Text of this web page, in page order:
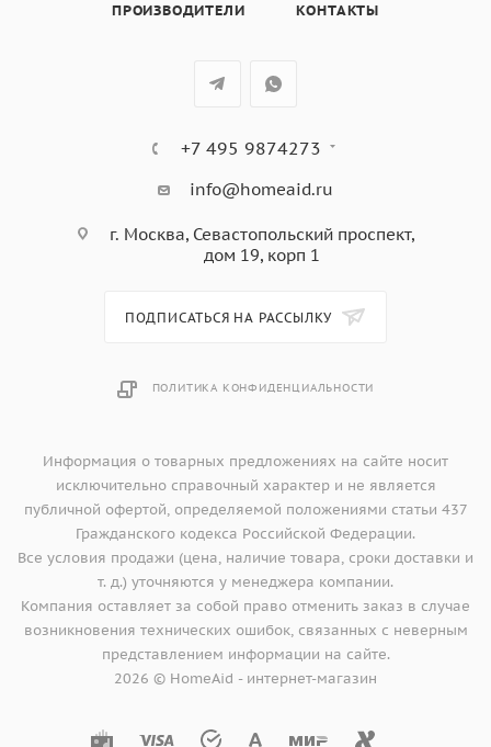
ПРОИЗВОДИТЕЛИ КОНТАКТЫ
+7 495 9874273
info@homeaid.ru
г. Москва, Севастопольский проспект,
дом 19, корп 1
ПОДПИСАТЬСЯ НА РАССЫЛКУ
ПОЛИТИКА КОНФИДЕНЦИАЛЬНОСТИ
Информация о товарных предложениях на сайте носит
исключительно справочный характер и не является
публичной офертой, определяемой положениями статьи 437
Гражданского кодекса Российской Федерации.
Все условия продажи (цена, наличие товара, сроки доставки и
т. д.) уточняются у менеджера компании.
Компания оставляет за собой право отменить заказ в случае
возникновения технических ошибок, связанных с неверным
представлением информации на сайте.
2026 © HomeAid - интернет-магазин